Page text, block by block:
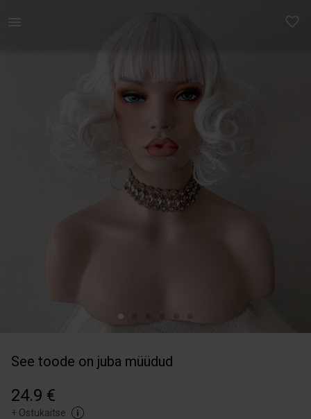
See toode on juba müüdud
24.9 €
+ Ostukaitse